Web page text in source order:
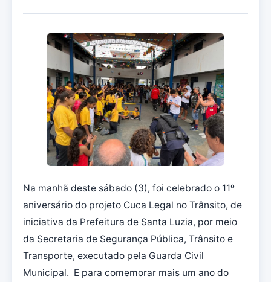
Na manhã deste sábado (3), foi celebrado o 11º
aniversário do projeto Cuca Legal no Trânsito, de
iniciativa da Prefeitura de Santa Luzia, por meio
da Secretaria de Segurança Pública, Trânsito e
Transporte, executado pela Guarda Civil
Municipal. E para comemorar mais um ano do